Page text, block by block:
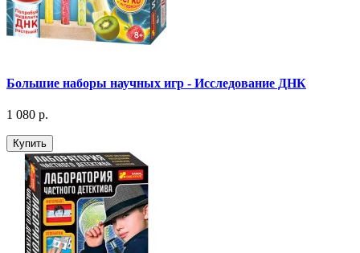
Большие наборы научных игр - Исследование ДНК
1 080 р.
Купить